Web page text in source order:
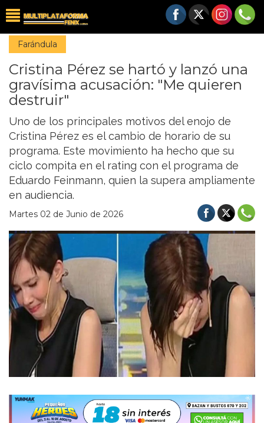
Farándula
Cristina Pérez se hartó y lanzó una
gravísima acusación: "Me quieren
destruir"
Uno de los principales motivos del enojo de
Cristina Pérez es el cambio de horario de su
programa. Este movimiento ha hecho que su
ciclo compita en el rating con el programa de
Eduardo Feinmann, quien la supera ampliamente
en audiencia.
Martes 02 de Junio de 2026